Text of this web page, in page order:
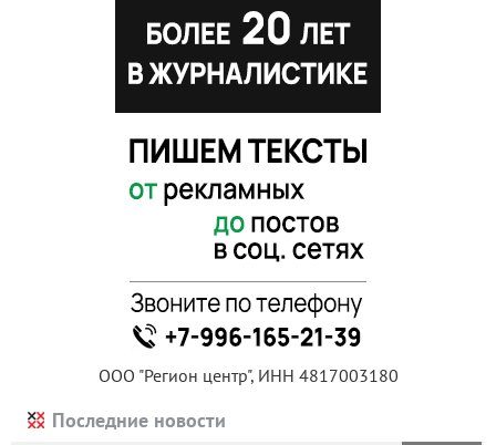
ООО "Регион центр", ИНН 4817003180
Последние новости